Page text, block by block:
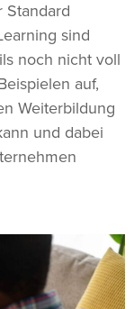
Standard
sind
noch nicht voll
auf,
Weiterbildung
und dabei